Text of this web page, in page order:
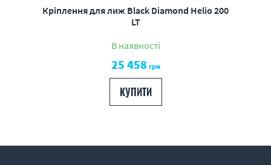
Кріплення для лиж Black Diamond Helio 200
LT
В наявності
25 458 грн
КУПИТИ